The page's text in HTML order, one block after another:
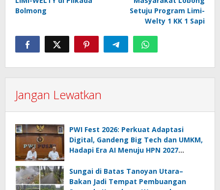
Bolmong
Setuju Program Limi-
Welty 1 KK 1 Sapi
Jangan Lewatkan
PWI Fest 2026: Perkuat Adaptasi
Digital, Gandeng Big Tech dan UMKM,
Hadapi Era AI Menuju HPN 2027
Sungai di Batas Tanoyan Utara–
Bakan Jadi Tempat Pembuangan